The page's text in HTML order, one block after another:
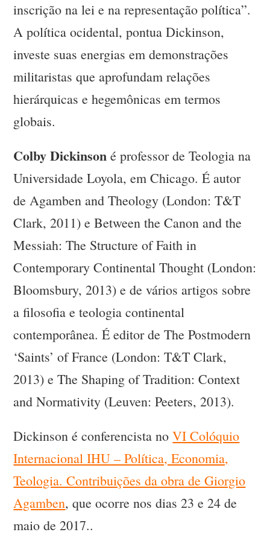
inscrição na lei e na representação política”.
A política ocidental, pontua Dickinson,
investe suas energias em demonstrações
militaristas que aprofundam relações
hierárquicas e hegemônicas em termos
globais.
Colby Dickinson é professor de Teologia na
Universidade Loyola, em Chicago. É autor
de Agamben and Theology (London: T&T
Clark, 2011) e Between the Canon and the
Messiah: The Structure of Faith in
Contemporary Continental Thought (London:
Bloomsbury, 2013) e de vários artigos sobre
a filosofia e teologia continental
contemporânea. É editor de The Postmodern
‘Saints’ of France (London: T&T Clark,
2013) e The Shaping of Tradition: Context
and Normativity (Leuven: Peeters, 2013).
Dickinson é conferencista noVI Colóquio
Internacional IHU – Política, Economia,
Teologia. Contribuições da obra de Giorgio
Agamben, que ocorre nos dias 23 e 24 de
maio de 2017..